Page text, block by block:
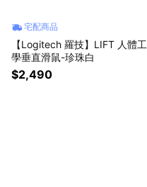
宅配商品
【Logitech 羅技】LIFT 人體工
學垂直滑鼠-珍珠白
$2,490